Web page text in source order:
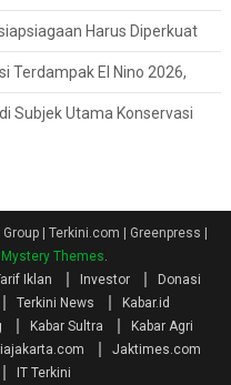
Harus Diperkuat
Terdampak El Nino 2026,
Subjek Utama Konservasi
| Terkini.com | Greenpress |
Mystery Themes
Iklan Investor
Donasi
Terkini News
Kabar.id
Kabar Sultra
Kabar Agri
Jaktimes.com
IT Terkini